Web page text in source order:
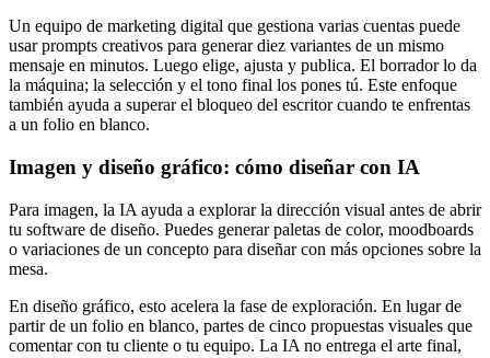
Un equipo de marketing digital que gestiona varias cuentas puede
usar prompts creativos para generar diez variantes de un mismo
mensaje en minutos. Luego elige, ajusta y publica. El borrador lo da
la máquina; la selección y el tono final los pones tú. Este enfoque
también ayuda a superar el bloqueo del escritor cuando te enfrentas
a un folio en blanco.
Imagen y diseño gráfico: cómo diseñar con IA
Para imagen, la IA ayuda a explorar la dirección visual antes de abrir
tu software de diseño. Puedes generar paletas de color, moodboards
o variaciones de un concepto para diseñar con más opciones sobre la
mesa.
En diseño gráfico, esto acelera la fase de exploración. En lugar de
partir de un folio en blanco, partes de cinco propuestas visuales que
comentar con tu cliente o tu equipo. La IA no entrega el arte final,